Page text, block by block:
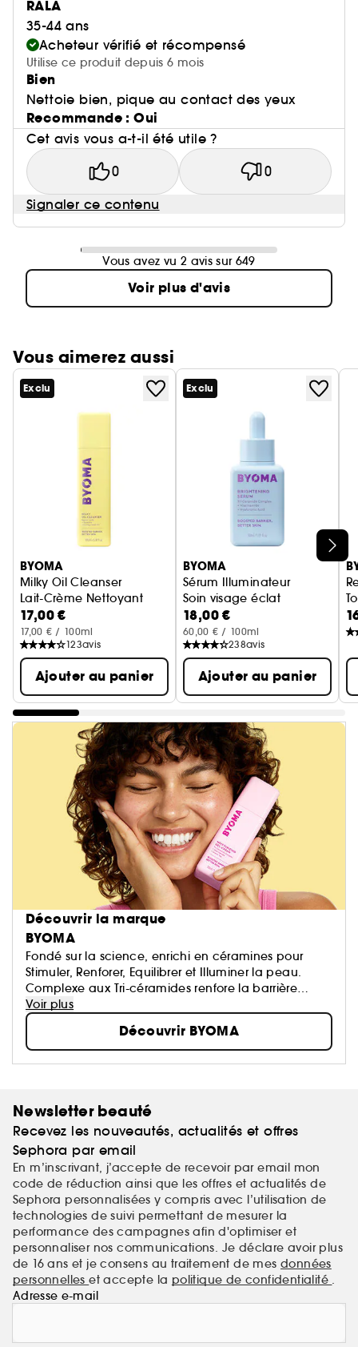
RALA
35-44 ans
Acheteur vérifié et récompensé
Utilise ce produit depuis 6 mois
Bien
Nettoie bien, pique au contact des yeux
Recommande : Oui
Cet avis vous a-t-il été utile ?
0 0
Signaler ce contenu
Vous avez vu 2 avis sur 649
Voir plus d'avis
Vous aimerez aussi
Ignorer le carrousel produits
Exclu
BYOMA
Milky Oil Cleanser
Lait-Crème Nettoyant
17,00 €
17,00 € / 100ml
123avis
Ajouter au panier
Exclu
BYOMA
Sérum Illuminateur
Soin visage éclat
18,00 €
60,00 € / 100ml
238avis
Ajouter au panier
Découvrir la marque
BYOMA
Fondé sur la science, enrichi en céramines pour
Stimuler, Renforer, Equilibrer et Illuminer la peau.
Complexe aux Tri-céramides renfore la barrière
cutanée.
Voir plus
Découvrir BYOMA
Newsletter beauté
Recevez les nouveautés, actualités et offres
Sephora par email
En m’inscrivant, j’accepte de recevoir par email mon
code de réduction ainsi que les offres et actualités de
Sephora personnalisées y compris avec l’utilisation de
technologies de suivi permettant de mesurer la
performance des campagnes afin d'optimiser et
personnaliser nos communications. Je déclare avoir plus
de 16 ans et je consens au traitement de mes données
personnelleset accepte la politique de confidentialité .
Adresse e-mail